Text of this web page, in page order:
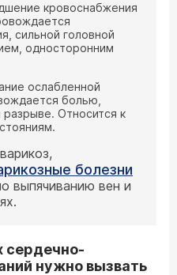
кровоснабжения
сильной головной
односторонним
ослабленной
болью,
Относится к
болезни
выпячиванию вен и
сердечно-
нужно вызвать